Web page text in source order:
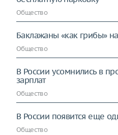
Общество
Баклажаны «как грибы»
Общество
В России усомнились в
зарплат
Общество
В России появится еще
Общество